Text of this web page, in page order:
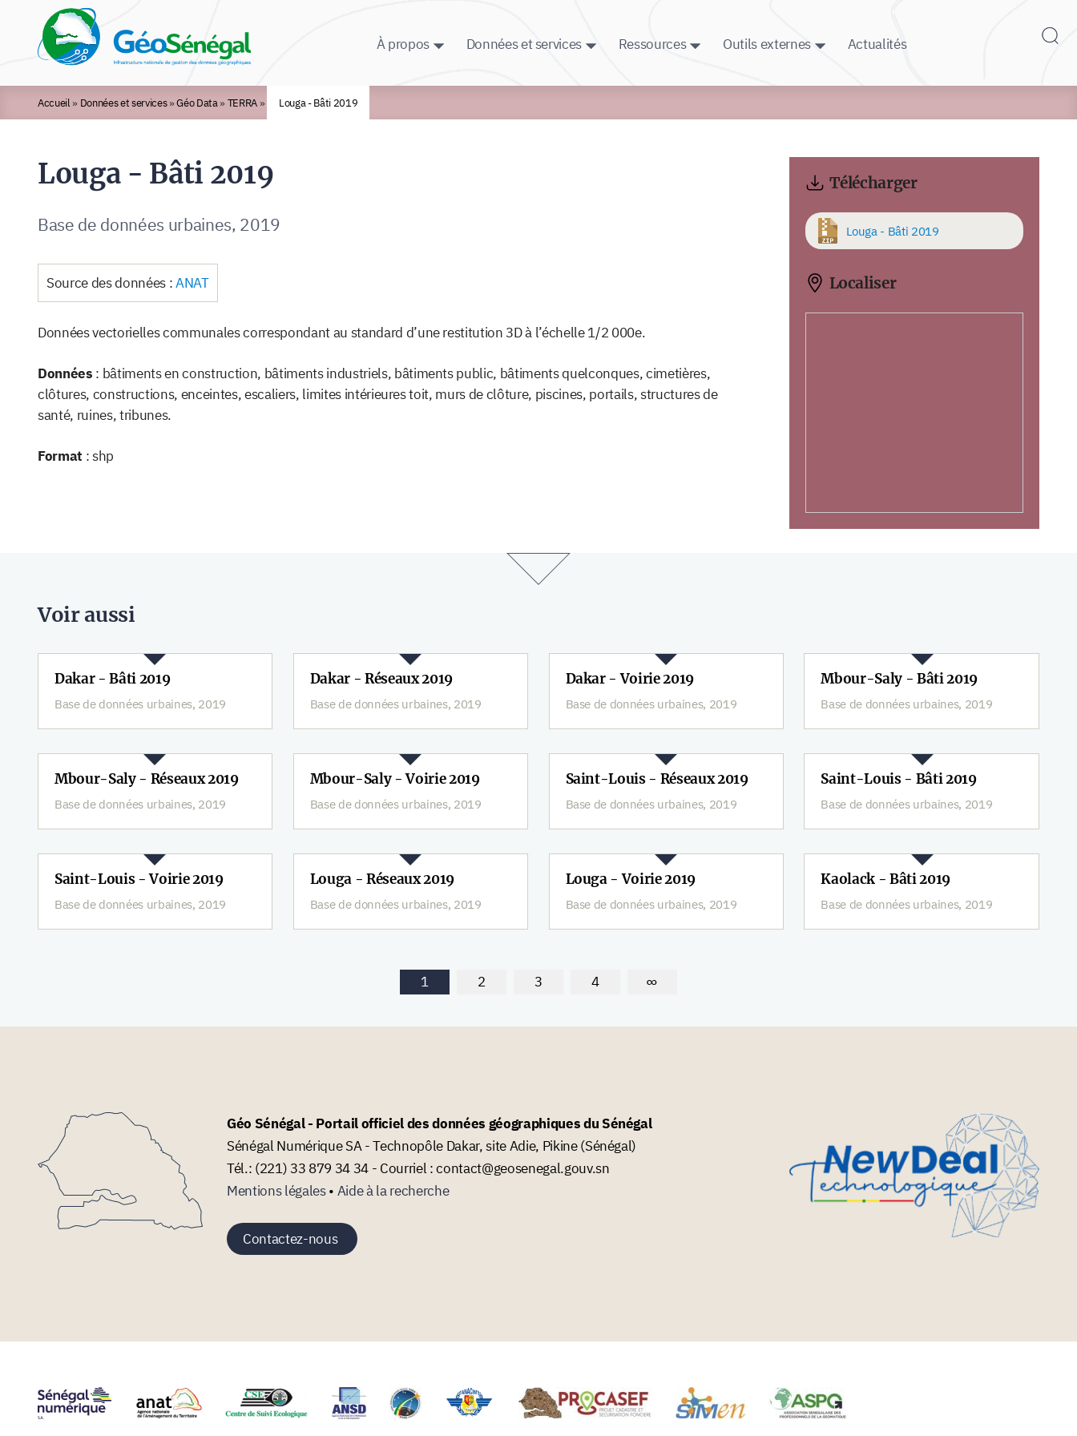
À propos Données et services Ressources Outils externes Actualités
Rechercher :
Accueil» Données et services»Géo Data»TERRA» Louga - Bâti 2019
Louga - Bâti 2019
Base de données urbaines, 2019
Source des données :ANAT
Données vectorielles communales correspondant au standard d’une restitution 3D à l’échelle 1/2 000e.
Données : bâtiments en construction, bâtiments industriels, bâtiments public, bâtiments quelconques, cimetières,
clôtures, constructions, enceintes, escaliers, limites intérieures toit, murs de clôture, piscines, portails, structures de
santé, ruines, tribunes.
Format : shp
Télécharger
Louga - Bâti 2019
Localiser
Voir aussi
Dakar - Bâti 2019
Base de données urbaines, 2019
Dakar - Réseaux 2019
Base de données urbaines, 2019
Dakar - Voirie 2019
Base de données urbaines, 2019
Mbour-Saly - Bâti 2019
Base de données urbaines, 2019
Mbour-Saly - Réseaux 2019
Base de données urbaines, 2019
Mbour-Saly - Voirie 2019
Base de données urbaines, 2019
Saint-Louis - Réseaux 2019
Base de données urbaines, 2019
Saint-Louis - Bâti 2019
Base de données urbaines, 2019
Saint-Louis - Voirie 2019
Base de données urbaines, 2019
Louga - Réseaux 2019
Base de données urbaines, 2019
Louga - Voirie 2019
Base de données urbaines, 2019
Kaolack - Bâti 2019
Base de données urbaines, 2019
1 2 3 4 ∞
Géo Sénégal - Portail officiel des données géographiques du Sénégal
Sénégal Numérique SA - Technopôle Dakar, site Adie, Pikine (Sénégal)
Tél.: (221) 33 879 34 34 - Courriel : contact@geosenegal.gouv.sn
Mentions légales• Aide à la recherche
Contactez-nous